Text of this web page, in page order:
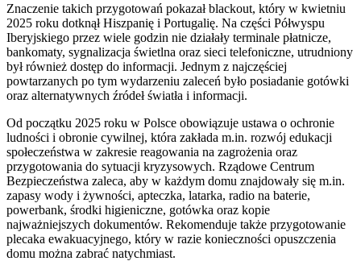
Znaczenie takich przygotowań pokazał blackout, który w kwietniu
2025 roku dotknął Hiszpanię i Portugalię. Na części Półwyspu
Iberyjskiego przez wiele godzin nie działały terminale płatnicze,
bankomaty, sygnalizacja świetlna oraz sieci telefoniczne, utrudniony
był również dostęp do informacji. Jednym z najczęściej
powtarzanych po tym wydarzeniu zaleceń było posiadanie gotówki
oraz alternatywnych źródeł światła i informacji.
Od początku 2025 roku w Polsce obowiązuje ustawa o ochronie
ludności i obronie cywilnej, która zakłada m.in. rozwój edukacji
społeczeństwa w zakresie reagowania na zagrożenia oraz
przygotowania do sytuacji kryzysowych. Rządowe Centrum
Bezpieczeństwa zaleca, aby w każdym domu znajdowały się m.in.
zapasy wody i żywności, apteczka, latarka, radio na baterie,
powerbank, środki higieniczne, gotówka oraz kopie
najważniejszych dokumentów. Rekomenduje także przygotowanie
plecaka ewakuacyjnego, który w razie konieczności opuszczenia
domu można zabrać natychmiast.